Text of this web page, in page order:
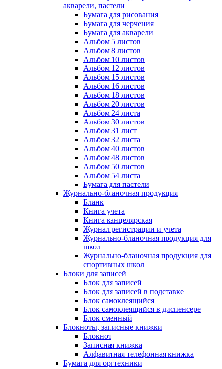
акварели, пастели
Бумага для рисования
Бумага для черчения
Бумага для акварели
Альбом 5 листов
Альбом 8 листов
Альбом 10 листов
Альбом 12 листов
Альбом 15 листов
Альбом 16 листов
Альбом 18 листов
Альбом 20 листов
Альбом 24 листа
Альбом 30 листов
Альбом 31 лист
Альбом 32 листа
Альбом 40 листов
Альбом 48 листов
Альбом 50 листов
Альбом 54 листа
Бумага для пастели
Журнально-бланочная продукция
Бланк
Книга учета
Книга канцелярская
Журнал регистрации и учета
Журнально-бланочная продукция для
школ
Журнально-бланочная продукция для
спортивных школ
Блоки для записей
Блок для записей
Блок для записей в подставке
Блок самоклеящийся
Блок самоклеящийся в диспенсере
Блок сменный
Блокноты, записные книжки
Блокнот
Записная книжка
Алфавитная телефонная книжка
Бумага для оргтехники